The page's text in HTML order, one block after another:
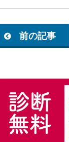
前の記事
診断
無料